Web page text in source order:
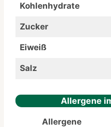
Kohlenhydrate
Zucker
Eiweiß
Salz
Allergene
Allergene